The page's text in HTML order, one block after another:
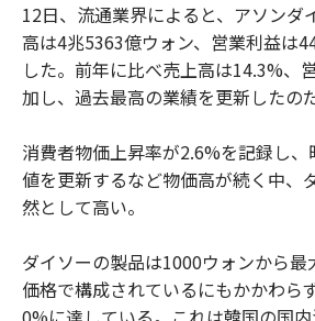
12日、流通業界によると、アソンダ
高は4兆5363億ウォン、営業利益は
した。前年に比べ売上高は14.3%、
加し、過去最高の業績を更新したのだ
消費者物価上昇率が2.6%を記録し
値を更新するなど物価高が続く中、
然として高い。
ダイソーの製品は1000ウォンから
価格で構成されているにもかかわら